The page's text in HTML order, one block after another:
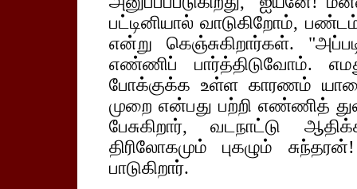
பட்டினியால் வாடுகிறோம்,
என்று கெஞ்சுகிறார்கள்.
எண்ணிப் பார்த்திடுவோம்.
போக்குக்க உள்ள காரணம்
முறை என்பது பற்றி எண்ணித்
பேசுகிறார், வடநாட்டு
திரிலோகமும் புகழும்
பாடுகிறார்.